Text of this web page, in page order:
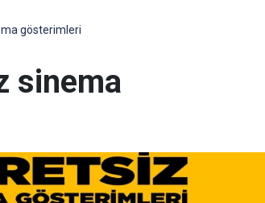
gösterimleri
sinema